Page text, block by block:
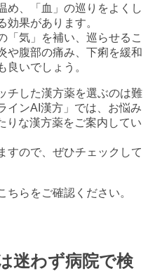
め、「血」の巡りをよくし
効果があります。
「気」を補い、巡らせるこ
や腹部の痛み、下痢を緩和
良いでしょう。
チした漢方薬を選ぶのは難
インAI漢方」では、お悩み
りな漢方薬をご案内してい
すので、ぜひチェックして
らをご確認ください。
迷わず病院で検